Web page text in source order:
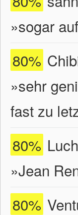
»sogar
80%
»sehr
fast zu
80%
»Jean
80%